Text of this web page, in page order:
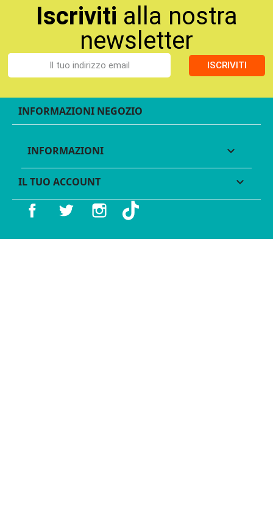
Iscriviti alla nostra
newsletter
ISCRIVITI
INFORMAZIONI NEGOZIO
INFORMAZIONI 
IL TUO ACCOUNT 
Facebook Twitter Instagram